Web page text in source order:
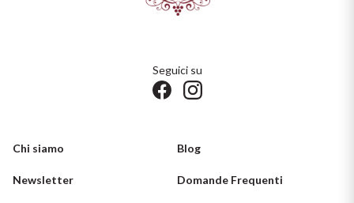
Seguici su
Chi siamo Blog
Newsletter Domande Frequenti